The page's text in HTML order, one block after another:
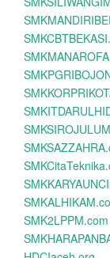
SMK2LPPM.com